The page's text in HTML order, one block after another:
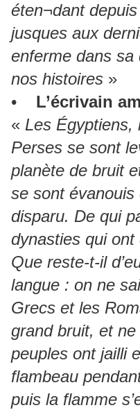
éten¬dant
jusques aux
enferme dans sa
nos histoires »
• L’écrivain
« Les Égyptiens,
Perses se sont
planète de bruit
se sont
disparu. De qui
dynasties qui
Que reste-t-il
langue : on ne
Grecs et les
grand bruit, et ne
peuples ont jailli
flambeau
puis la flamme